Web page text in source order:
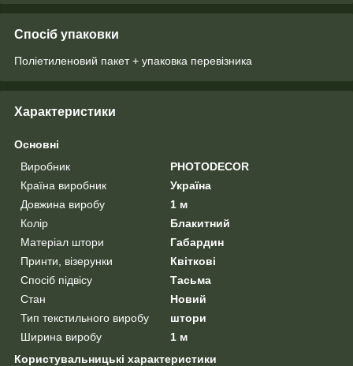
Спосіб упаковки
Поліетиленовий пакет + упаковка перевізника
Характеристики
Основні
Виробник
PHOTODECOR
Країна виробник
Україна
Довжина виробу
1 м
Колір
Блакитний
Матеріал штори
Габардин
Принти, візерунки
Квіткові
Спосіб підвісу
Тасьма
Стан
Новий
Тип текстильного виробу
штори
Ширина виробу
1 м
Користувальницькі характеристики